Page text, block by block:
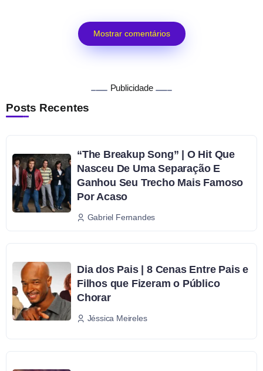
Mostrar comentários
Publicidade
Posts Recentes
“The Breakup Song” | O Hit Que
Nasceu De Uma Separação E
Ganhou Seu Trecho Mais Famoso
Por Acaso
Gabriel Fernandes
Dia dos Pais | 8 Cenas Entre Pais e
Filhos que Fizeram o Público
Chorar
Jéssica Meireles